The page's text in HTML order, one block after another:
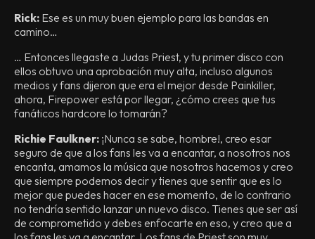
Rick: Ese es un muy buen ejemplo para las bandas en
camino…
… Entonces llegaste a Judas Priest, y tu primer disco con
ellos obtuvo una aprobación muy alta, incluso algunos
medios y fans dijeron que era el mejor desde Painkiller,
ahora, Firepower está por llegar, ¿cómo crees que tus
fanáticos hardcore lo tomarán?
Richie Faulkner: ¡Nunca se sabe, hombre!, creo esar
seguro de que a los fans les va a encantar, a nosotros nos
encanta, amamos la música que nosotros hacemos y creo
que siempre podemos decir y tienes que sentir que es lo
mejor que puedes hacer en ese momento, de lo contrario
no tendría sentido lanzar un nuevo disco. Tienes que ser así
de comprometido y debes enfocarte en eso, y creo que a